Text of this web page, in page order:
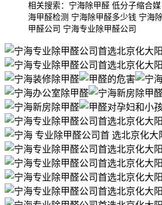
相关搜索：宁海除甲醛 低分子缩合
海甲醛检测 宁海除甲醛多少钱 宁海
甲醛公司 宁海专业除甲醛公司